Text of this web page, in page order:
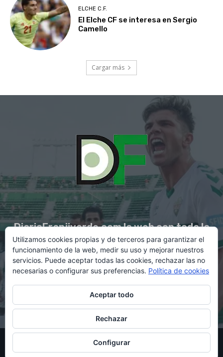
ELCHE C.F.
El Elche CF se interesa en Sergio
Camello
Cargar más
DiarioFranjiverde.com la web con toda la
información del Elche C.F.
Contacto en:diario@franjiverde.com
© Copyright 2021 - Gestión y diseño por Rubén Maestre
Política de cookies Política de privacidad
Utilizamos cookies propias y de terceros para garantizar el
funcionamiento de la web, medir su uso y mejorar nuestros
servicios. Puede aceptar todas las cookies, rechazar las no
necesarias o configurar sus preferencias. Política de cookies
Aceptar todo
Rechazar
Configurar